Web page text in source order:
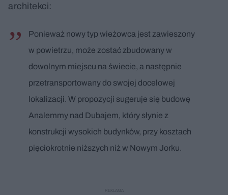
architekci:
Ponieważ nowy typ wieżowca jest zawieszony
w powietrzu, może zostać zbudowany w
dowolnym miejscu na świecie, a następnie
przetransportowany do swojej docelowej
lokalizacji. W propozycji sugeruje się budowę
Analemmy nad Dubajem, który słynie z
konstrukcji wysokich budynków, przy kosztach
pięciokrotnie niższych niż w Nowym Jorku.